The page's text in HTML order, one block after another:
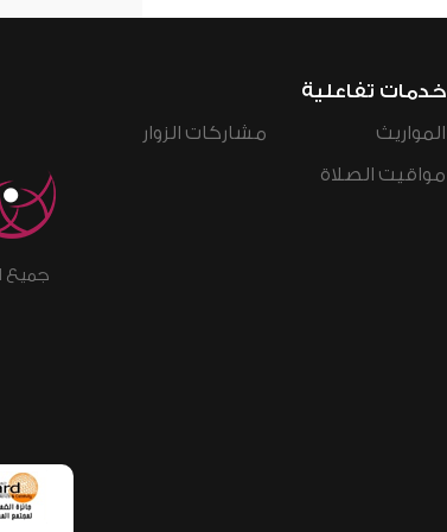
خدمات تفاعلية
المواريث
مواقيت الصلاة
مشاركات الزوار